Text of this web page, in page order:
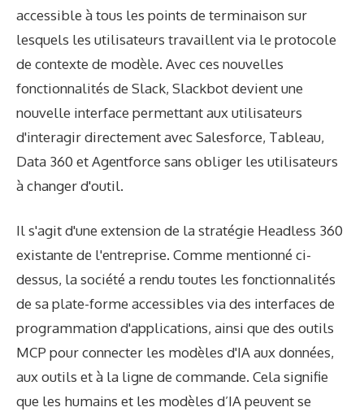
accessible à tous les points de terminaison sur
lesquels les utilisateurs travaillent via le protocole
de contexte de modèle. Avec ces nouvelles
fonctionnalités de Slack, Slackbot devient une
nouvelle interface permettant aux utilisateurs
d'interagir directement avec Salesforce, Tableau,
Data 360 et Agentforce sans obliger les utilisateurs
à changer d'outil.
Il s'agit d'une extension de la stratégie Headless 360
existante de l'entreprise. Comme mentionné ci-
dessus, la société a rendu toutes les fonctionnalités
de sa plate-forme accessibles via des interfaces de
programmation d'applications, ainsi que des outils
MCP pour connecter les modèles d'IA aux données,
aux outils et à la ligne de commande. Cela signifie
que les humains et les modèles d’IA peuvent se